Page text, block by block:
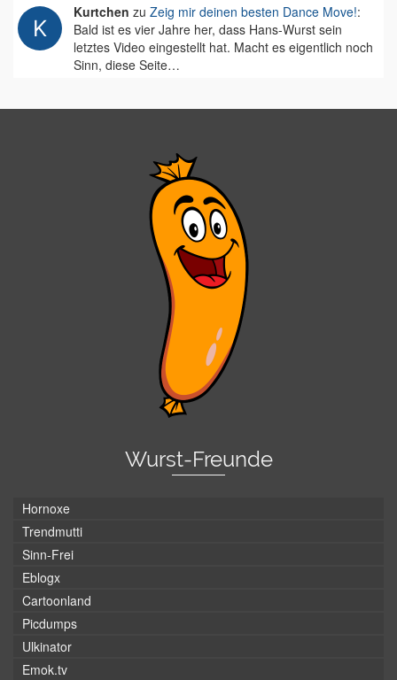
Kurtchen zu Zeig mir deinen besten Dance Move!:
Bald ist es vier Jahre her, dass Hans-Wurst sein
letztes Video eingestellt hat. Macht es eigentlich noch
Sinn, diese Seite…
Wurst-Freunde
Hornoxe
Trendmutti
Sinn-Frei
Eblogx
Cartoonland
Picdumps
Ulkinator
Emok.tv